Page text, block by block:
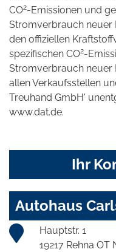
CO2-Emissionen und
Stromverbrauch neuer
den offiziellen
spezifischen CO2-
Stromverbrauch neuer
allen Verkaufsstellen
Treuhand GmbH'
www.dat.de.
Ihr
Autohaus
Hauptstr. 1
19217 Rehna OT